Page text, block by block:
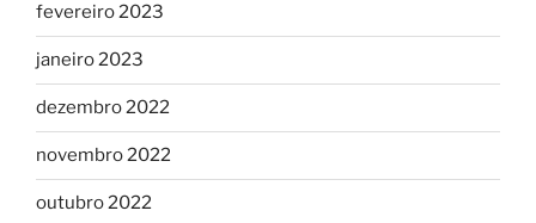
fevereiro 2023
janeiro 2023
dezembro 2022
novembro 2022
outubro 2022